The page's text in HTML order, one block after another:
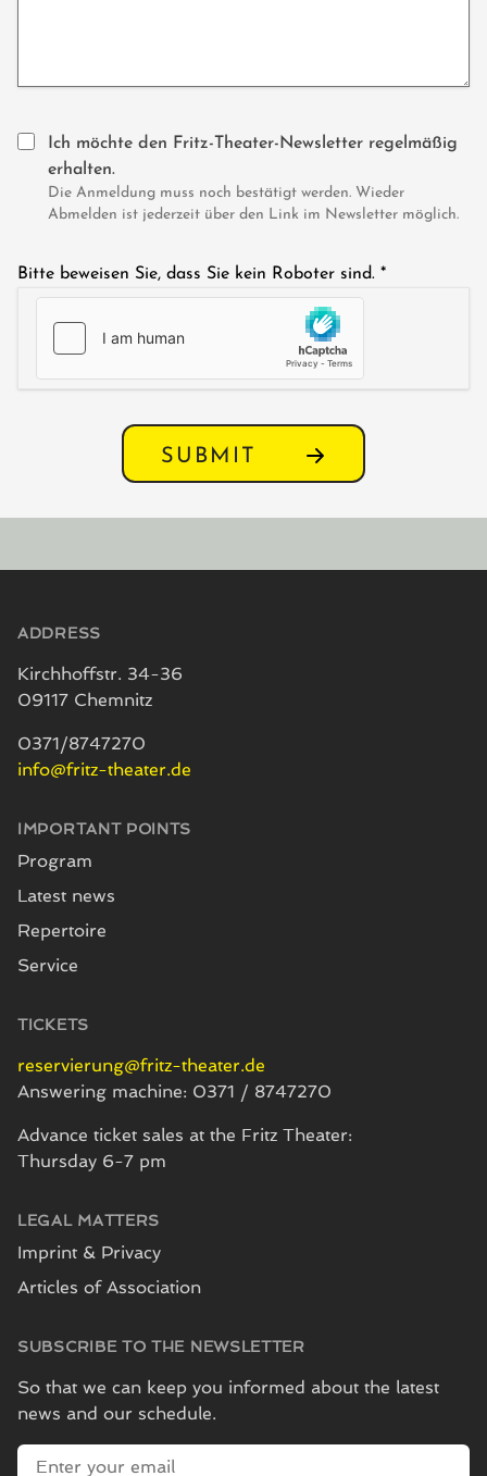
Ich möchte den Fritz-Theater-Newsletter regelmäßig
erhalten.
Die Anmeldung muss noch bestätigt werden. Wieder
Abmelden ist jederzeit über den Link im Newsletter möglich.
Bitte beweisen Sie, dass Sie kein Roboter sind. *
SUBMIT
ADDRESS
Kirchhoffstr. 34-36
09117 Chemnitz
0371/8747270
info@fritz-theater.de
IMPORTANT POINTS
Program
Latest news
Repertoire
Service
TICKETS
reservierung@fritz-theater.de
Answering machine: 0371 / 8747270
Advance ticket sales at the Fritz Theater:
Thursday 6-7 pm
LEGAL MATTERS
Imprint & Privacy
Articles of Association
SUBSCRIBE TO THE NEWSLETTER
So that we can keep you informed about the latest
news and our schedule.
E-mail address